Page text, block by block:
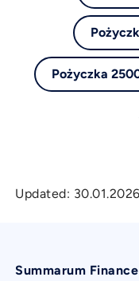
Pożyczka
Updated: 30.01.2026
Summarum Finance